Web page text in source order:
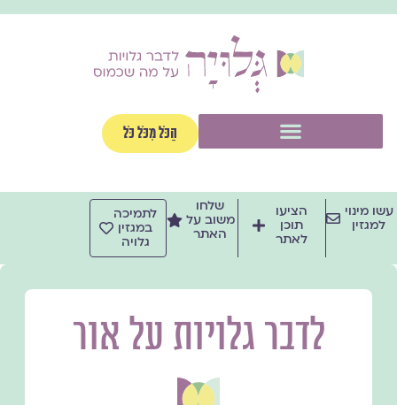
לתוכן
הַכֹּל מִכֹּל כֹּל
עשו מינוי
למגזין
הציעו
תוכן
לאתר
שלחו
משוב על
האתר
לתמיכה
במגזין
גלויה
לדבר גלויות על אור